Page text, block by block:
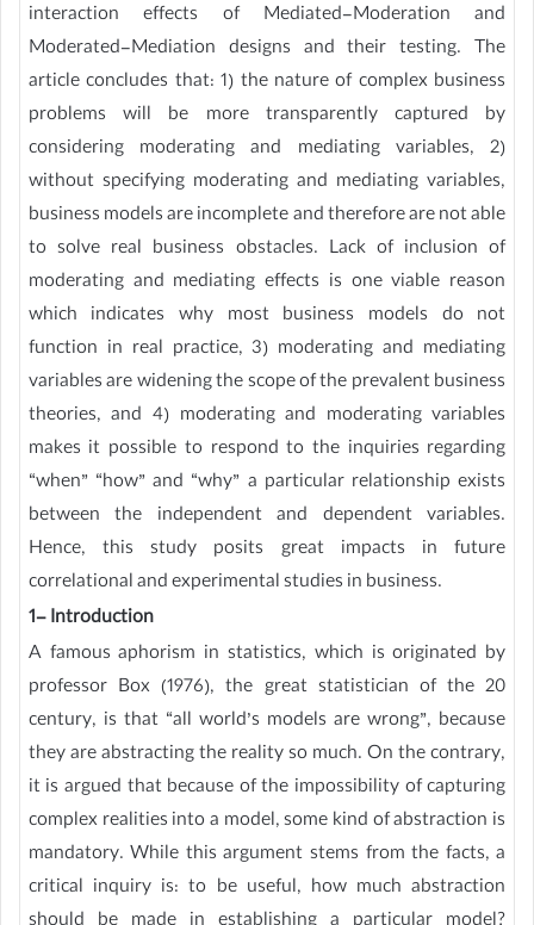
interaction effects of Mediated-Moderation and
Moderated-Mediation designs and their testing. The
article concludes that: 1) the nature of complex business
problems will be more transparently captured by
considering moderating and mediating variables, 2)
without specifying moderating and mediating variables,
business models are incomplete and therefore are not able
to solve real business obstacles. Lack of inclusion of
moderating and mediating effects is one viable reason
which indicates why most business models do not
function in real practice, 3) moderating and mediating
variables are widening the scope of the prevalent business
theories, and 4) moderating and moderating variables
makes it possible to respond to the inquiries regarding
“when” “how” and “why” a particular relationship exists
between the independent and dependent variables.
Hence, this study posits great impacts in future
correlational and experimental studies in business.
1- Introduction
A famous aphorism in statistics, which is originated by
professor Box (1976), the great statistician of the 20
century, is that “all world’s models are wrong”, because
they are abstracting the reality so much. On the contrary,
it is argued that because of the impossibility of capturing
complex realities into a model, some kind of abstraction is
mandatory. While this argument stems from the facts, a
critical inquiry is: to be useful, how much abstraction